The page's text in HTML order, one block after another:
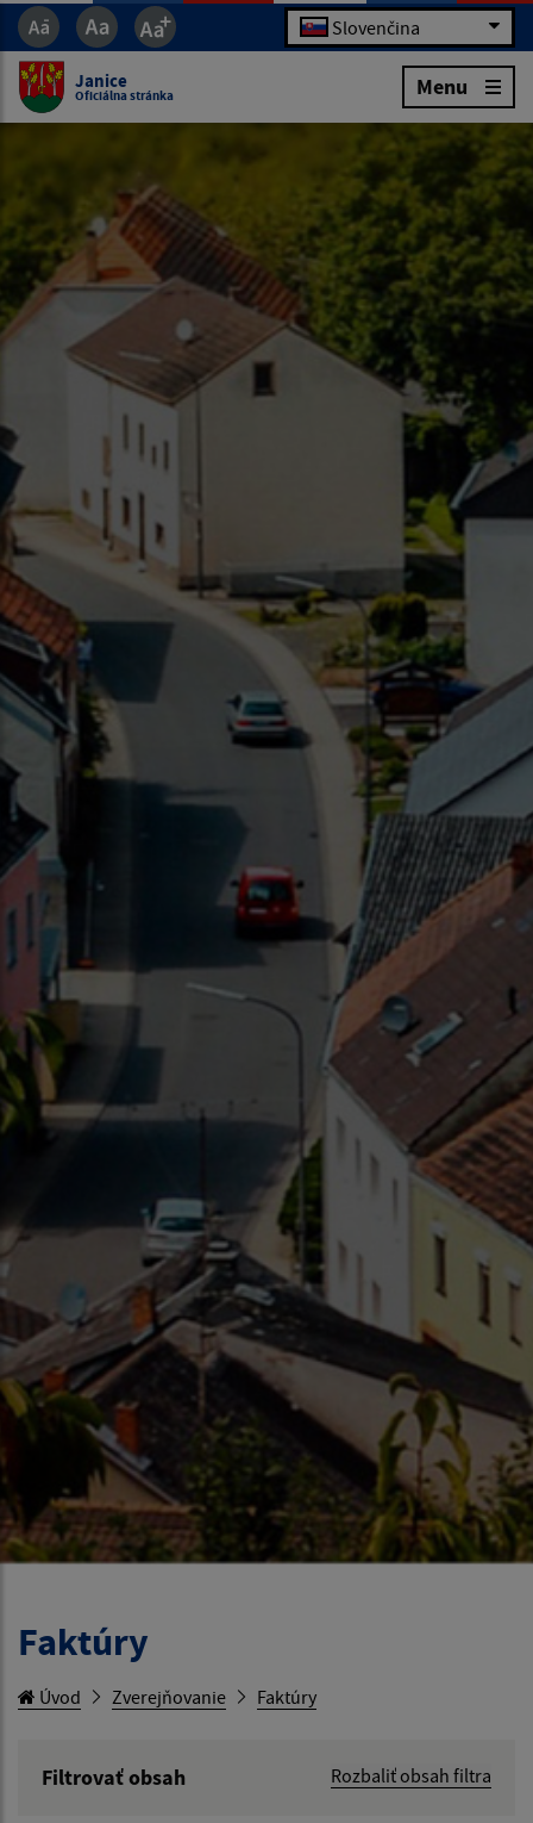
Slovenčina
Janice
Oficiálna stránka Menu
Faktúry
Úvod Zverejňovanie Faktúry
Filtrovať obsah
Rozbaliť obsah filtra